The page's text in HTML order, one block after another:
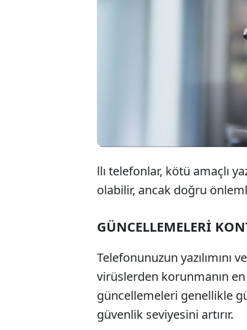
veya
nedenle,
noktalara
önlemek için
llı telefonlar, kötü amaçlı
olabilir, ancak doğru
GÜNCELLEMELERİ
Telefonunuzun yazılımını
virüslerden korunmanın en
güncellemeleri genellikle
güvenlik seviyesini artırır.